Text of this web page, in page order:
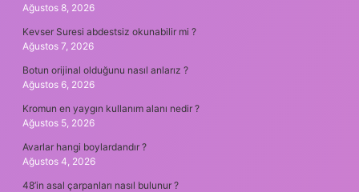
Ağustos 8, 2026
Kevser Suresi abdestsiz okunabilir mi ?
Ağustos 7, 2026
Botun orijinal olduğunu nasıl anlarız ?
Ağustos 6, 2026
Kromun en yaygın kullanım alanı nedir ?
Ağustos 5, 2026
Avarlar hangi boylardandır ?
Ağustos 4, 2026
48’in asal çarpanları nasıl bulunur ?